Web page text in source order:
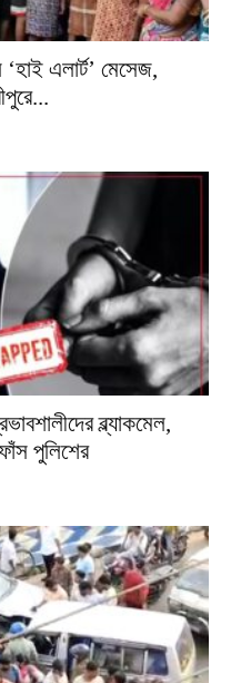
এলার্ট’ মেসেজ,
ব্ল্যাকমেল,
পুলিশের